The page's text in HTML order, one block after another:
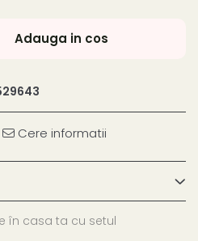
Adauga in cos
Cere informatii
în casa ta cu setul